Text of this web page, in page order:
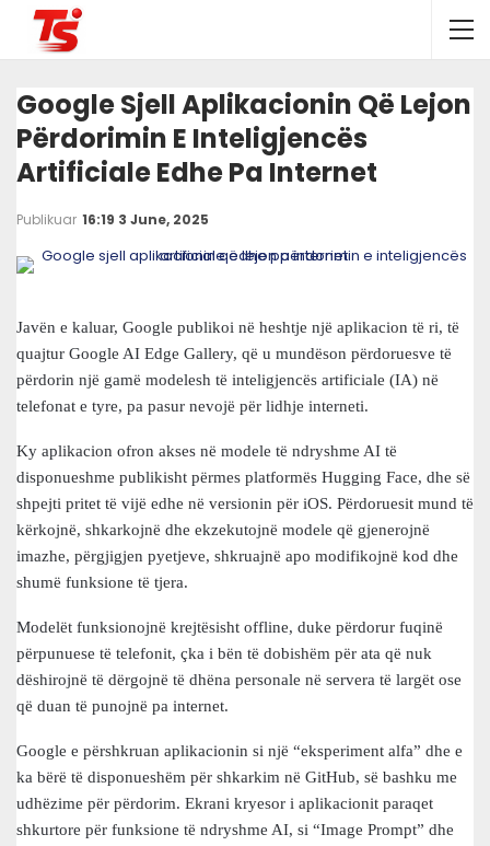
Google Sjell Aplikacionin Që Lejon
Përdorimin E Inteligjencës
Artificiale Edhe Pa Internet
Publikuar 16:19 3 June, 2025
Javën e kaluar, Google publikoi në heshtje një aplikacion të ri, të
quajtur Google AI Edge Gallery, që u mundëson përdoruesve të
përdorin një gamë modelesh të inteligjencës artificiale (IA) në
telefonat e tyre, pa pasur nevojë për lidhje interneti.
Ky aplikacion ofron akses në modele të ndryshme AI të
disponueshme publikisht përmes platformës Hugging Face, dhe së
shpejti pritet të vijë edhe në versionin për iOS. Përdoruesit mund të
kërkojnë, shkarkojnë dhe ekzekutojnë modele që gjenerojnë
imazhe, përgjigjen pyetjeve, shkruajnë apo modifikojnë kod dhe
shumë funksione të tjera.
Modelët funksionojnë krejtësisht offline, duke përdorur fuqinë
përpunuese të telefonit, çka i bën të dobishëm për ata që nuk
dëshirojnë të dërgojnë të dhëna personale në servera të largët ose
që duan të punojnë pa internet.
Google e përshkruan aplikacionin si një “eksperiment alfa” dhe e
ka bërë të disponueshëm për shkarkim në GitHub, së bashku me
udhëzime për përdorim. Ekrani kryesor i aplikacionit paraqet
shkurtore për funksione të ndryshme AI, si “Image Prompt” dhe